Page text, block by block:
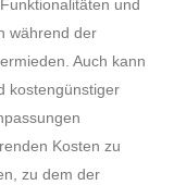
und
während der
Auch kann
kostengünstiger
Kosten zu
zu dem der